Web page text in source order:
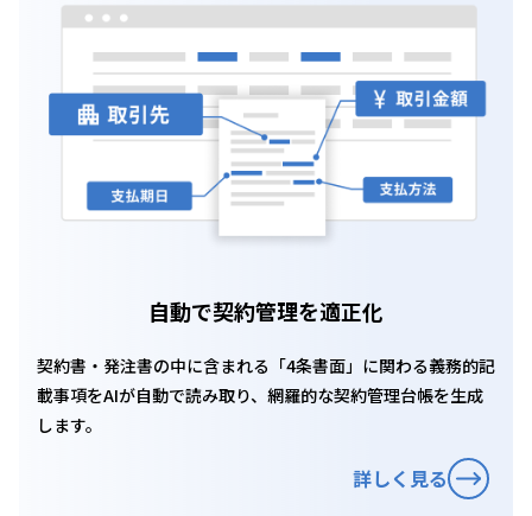
自動で契約管理を適正化
契約書・発注書の中に含まれる「4条書面」に関わる義務的記
載事項をAIが自動で読み取り、網羅的な契約管理台帳を生成
します。
詳しく見る